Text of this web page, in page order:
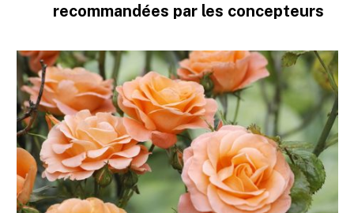
recommandées par les concepteurs